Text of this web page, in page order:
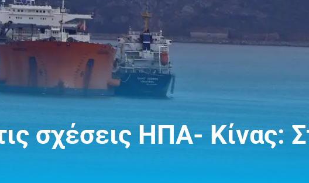
σχέσεις ΗΠΑ- Κίνας: